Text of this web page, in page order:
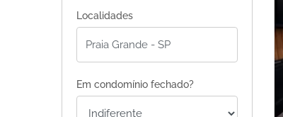
Localidades
Em condomínio fechado?